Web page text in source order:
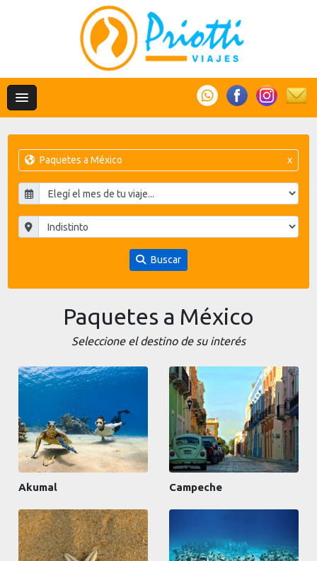
Paquetes a México x
Buscar
Paquetes a México
Seleccione el destino de su interés
Akumal Campeche